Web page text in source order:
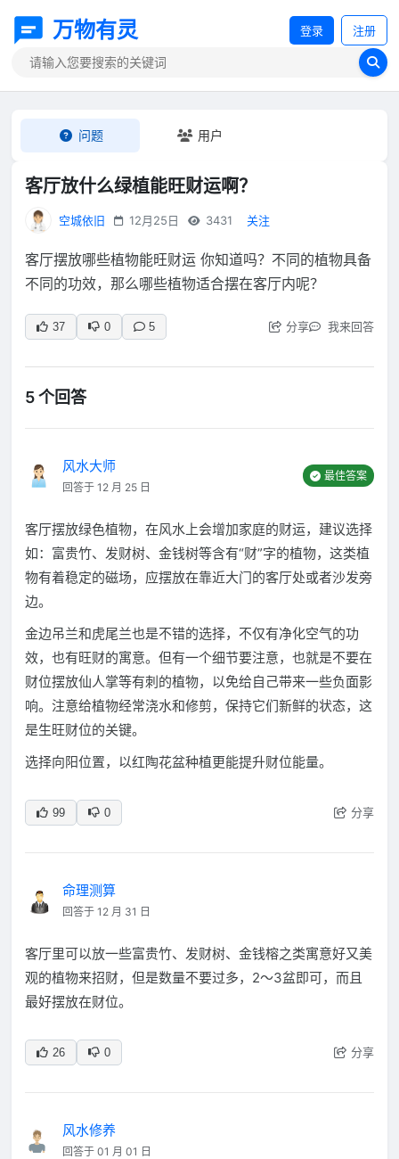
万物有灵 登录 注册
问题 用户
客厅放什么绿植能旺财运啊？
空城依旧 12月25日 3431 关注
客厅摆放哪些植物能旺财运 你知道吗？不同的植物具备
不同的功效，那么哪些植物适合摆在客厅内呢？
37 0 5 分享 我来回答
5 个回答
风水大师
回答于 12 月 25 日
最佳答案
客厅摆放绿色植物，在风水上会增加家庭的财运，建议选择
如：富贵竹、发财树、金钱树等含有“财”字的植物，这类植
物有着稳定的磁场，应摆放在靠近大门的客厅处或者沙发旁
边。
金边吊兰和虎尾兰也是不错的选择，不仅有净化空气的功
效，也有旺财的寓意。但有一个细节要注意，也就是不要在
财位摆放仙人掌等有刺的植物，以免给自己带来一些负面影
响。注意给植物经常浇水和修剪，保持它们新鲜的状态，这
是生旺财位的关键。
选择向阳位置，以红陶花盆种植更能提升财位能量。
99 0 分享
命理测算
回答于 12 月 31 日
客厅里可以放一些富贵竹、发财树、金钱榕之类寓意好又美
观的植物来招财，但是数量不要过多，2～3盆即可，而且
最好摆放在财位。
26 0 分享
风水修养
回答于 01 月 01 日